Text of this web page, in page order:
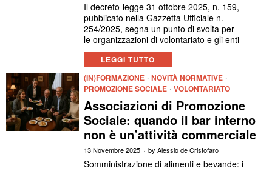
Il decreto-legge 31 ottobre 2025, n. 159,
pubblicato nella Gazzetta Ufficiale n.
254/2025, segna un punto di svolta per
le organizzazioni di volontariato e gli enti
LEGGI TUTTO
(IN)FORMAZIONE · NOVITÀ NORMATIVE ·
PROMOZIONE SOCIALE · VOLONTARIATO
Associazioni di Promozione
Sociale: quando il bar interno
non è un’attività commerciale
13 Novembre 2025 byAlessio de Cristofaro
Somministrazione di alimenti e bevande: i